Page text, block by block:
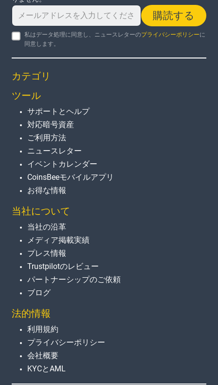
購読する
私はデータ処理に同意し、ニュースレターのプライバシーポリシーに
同意します。
カテゴリ
ツール
サポートとヘルプ
対応暗号資産
ご利用方法
ニュースレター
イベントカレンダー
CoinsBeeモバイルアプリ
お得な情報
当社について
当社の沿革
メディア掲載実績
プレス情報
Trustpilotのレビュー
パートナーシップのご依頼
ブログ
法的情報
利用規約
プライバシーポリシー
会社概要
KYCとAML